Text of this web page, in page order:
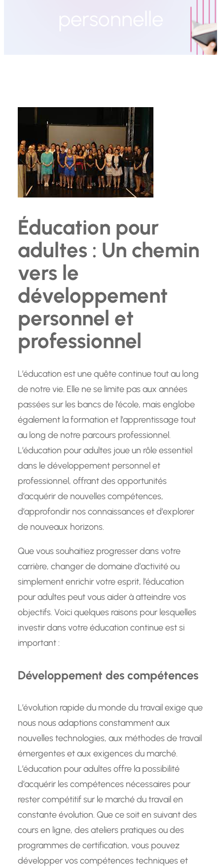
personnelle
Éducation pour
adultes : Un chemin
vers le
développement
personnel et
professionnel
L’éducation est une quête continue tout au long
de notre vie. Elle ne se limite pas aux années
passées sur les bancs de l’école, mais englobe
également la formation et l’apprentissage tout
au long de notre parcours professionnel.
L’éducation pour adultes joue un rôle essentiel
dans le développement personnel et
professionnel, offrant des opportunités
d’acquérir de nouvelles compétences,
d’approfondir nos connaissances et d’explorer
de nouveaux horizons.
Que vous souhaitiez progresser dans votre
carrière, changer de domaine d’activité ou
simplement enrichir votre esprit, l’éducation
pour adultes peut vous aider à atteindre vos
objectifs. Voici quelques raisons pour lesquelles
investir dans votre éducation continue est si
important :
Développement des compétences
L’évolution rapide du monde du travail exige que
nous nous adaptions constamment aux
nouvelles technologies, aux méthodes de travail
émergentes et aux exigences du marché.
L’éducation pour adultes offre la possibilité
d’acquérir les compétences nécessaires pour
rester compétitif sur le marché du travail en
constante évolution. Que ce soit en suivant des
cours en ligne, des ateliers pratiques ou des
programmes de certification, vous pouvez
développer vos compétences techniques et